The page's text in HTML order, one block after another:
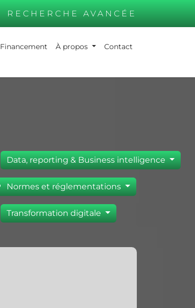
RECHERCHE AVANCÉE
Financement À propos Contact
Data, reporting & Business intelligence
Normes et réglementations
Transformation digitale